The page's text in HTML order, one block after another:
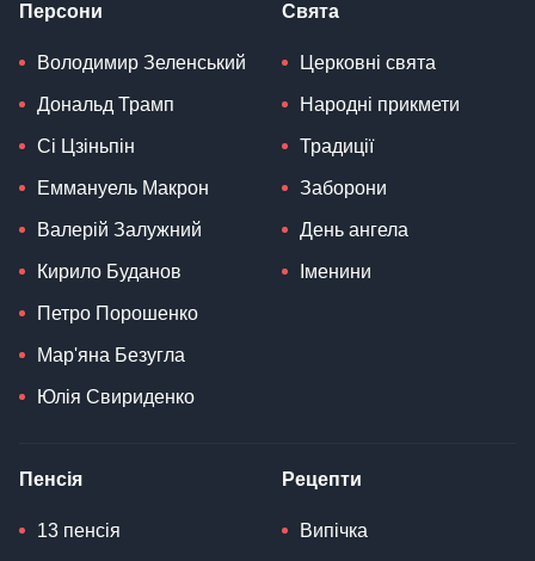
Персони
Володимир Зеленський
Дональд Трамп
Сі Цзіньпін
Еммануель Макрон
Валерій Залужний
Кирило Буданов
Петро Порошенко
Мар'яна Безугла
Юлія Свириденко
Свята
Церковні свята
Народні прикмети
Традиції
Заборони
День ангела
Іменини
Пенсія
13 пенсія
Рецепти
Випічка